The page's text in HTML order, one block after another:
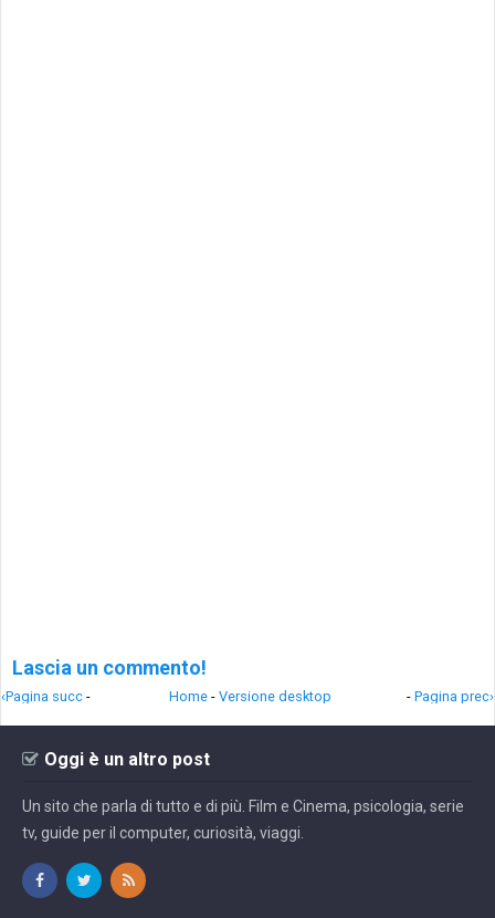
Lascia un commento!
‹Pagina succ - - Pagina prec›
Home - Versione desktop
Oggi è un altro post
Un sito che parla di tutto e di più. Film e Cinema, psicologia, serie
tv, guide per il computer, curiosità, viaggi.